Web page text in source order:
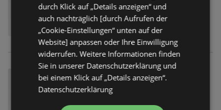
durch Klick auf „Details anzeigen“ und
auch nachträglich [durch Aufrufen der
„Cookie-Einstellungen“ unten auf der
Website] anpassen oder Ihre Einwilligung
widerrufen. Weitere Informationen finden
Sie in unserer Datenschutzerklärung und
bei einem Klick auf „Details anzeigen“.
Datenschutzerklärung